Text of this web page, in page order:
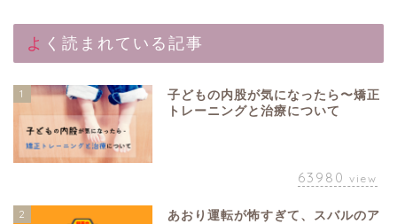
よく読まれている記事
1
子どもの内股が気になったら〜矯正
トレーニングと治療について
63980 view
2
あおり運転が怖すぎて、スバルのア